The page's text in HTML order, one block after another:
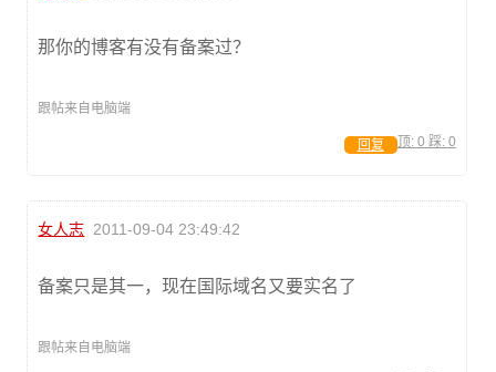
那你的博客有没有备案过？
跟帖来自电脑端
顶: 0 踩: 0
回复
女人志 2011-09-04 23:49:42
备案只是其一，现在国际域名又要实名了
跟帖来自电脑端